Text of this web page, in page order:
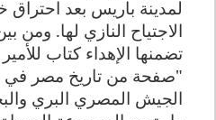
لمدينة باريس بعد احتراق
الاجتياح النازي لها. ومن
تضمنها الإهداء كتاب
"صفحة من تاريخ مصر
الجيش المصري البري